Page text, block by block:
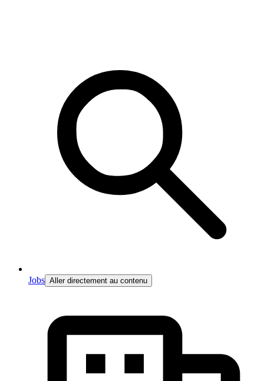
Jobs Aller directement au contenu